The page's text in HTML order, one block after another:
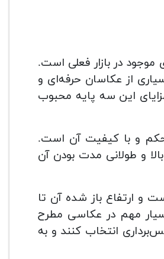
موجود در بازار فعلی است.
از عکاسان حرفه‌ای و
این سه پایه محبوب
و با کیفیت آن است.
و طولانی مدت بودن آن
و ارتفاع باز شده آن تا
مهم در عکاسی مطرح
انتخاب کنند و به